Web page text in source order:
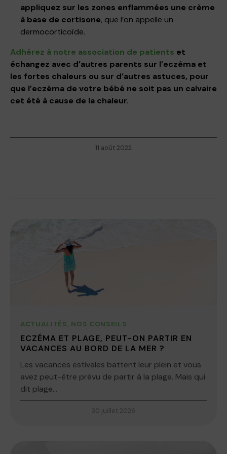
appliquez sur les zones enflammées une crème
à base de cortisone, que l’on appelle un
dermocorticoïde.
Adhérez à notre association de patients et
échangez avec d’autres parents sur l’eczéma et
les fortes chaleurs ou sur d’autres astuces, pour
que l’eczéma de votre bébé ne soit pas un calvaire
cet été à cause de la chaleur.
11 août 2022
ACTUALITÉS, NOS CONSEILS
ECZÉMA ET PLAGE, PEUT-ON PARTIR EN
VACANCES AU BORD DE LA MER ?
Les vacances estivales battent leur plein et vous
avez peut-être prévu de partir à la plage. Mais qui
dit plage...
30 juillet 2026